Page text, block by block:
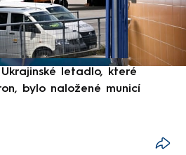
letadlo, které
bylo naložené municí